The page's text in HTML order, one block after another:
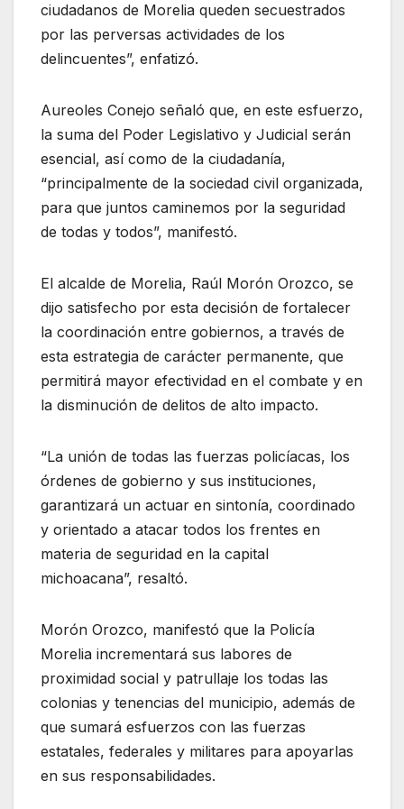
ciudadanos de Morelia queden secuestrados
por las perversas actividades de los
delincuentes”, enfatizó.
Aureoles Conejo señaló que, en este esfuerzo,
la suma del Poder Legislativo y Judicial serán
esencial, así como de la ciudadanía,
“principalmente de la sociedad civil organizada,
para que juntos caminemos por la seguridad
de todas y todos”, manifestó.
El alcalde de Morelia, Raúl Morón Orozco, se
dijo satisfecho por esta decisión de fortalecer
la coordinación entre gobiernos, a través de
esta estrategia de carácter permanente, que
permitirá mayor efectividad en el combate y en
la disminución de delitos de alto impacto.
“La unión de todas las fuerzas policíacas, los
órdenes de gobierno y sus instituciones,
garantizará un actuar en sintonía, coordinado
y orientado a atacar todos los frentes en
materia de seguridad en la capital
michoacana”, resaltó.
Morón Orozco, manifestó que la Policía
Morelia incrementará sus labores de
proximidad social y patrullaje los todas las
colonias y tenencias del municipio, además de
que sumará esfuerzos con las fuerzas
estatales, federales y militares para apoyarlas
en sus responsabilidades.